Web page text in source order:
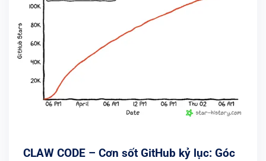
CLAW CODE – Cơn sốt GitHub kỷ lục: Góc